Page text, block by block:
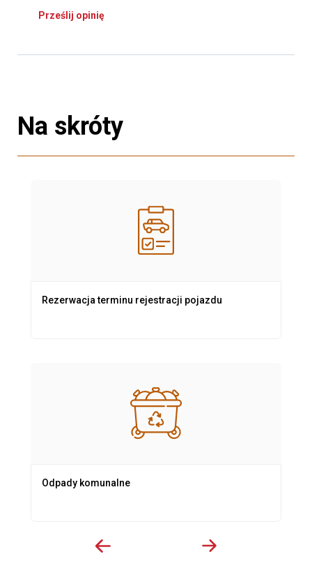
Prześlij opinię
Na skróty
Rezerwacja terminu rejestracji pojazdu
Odpady komunalne